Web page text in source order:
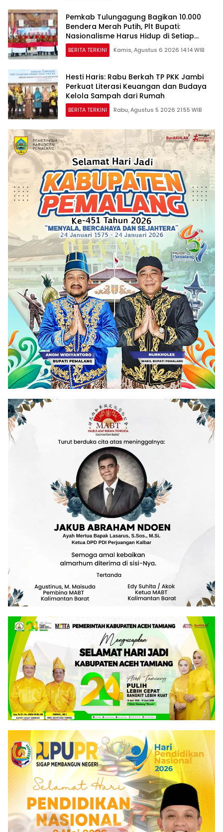
Pemkab Tulungagung Bagikan 10.000
Bendera Merah Putih, Plt Bupati:
Nasionalisme Harus Hidup di Setiap
Rumah
BERITA TERKINI Kamis, Agustus 6 2026 14:14 WIB
Hesti Haris: Rabu Berkah TP PKK Jambi
Perkuat Literasi Keuangan dan Budaya
Kelola Sampah dari Rumah
BERITA TERKINI Rabu, Agustus 5 2026 21:55 WIB